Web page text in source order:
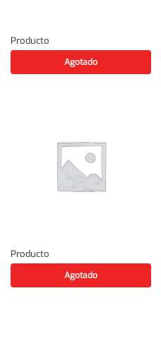
Producto
Agotado
Producto
Agotado